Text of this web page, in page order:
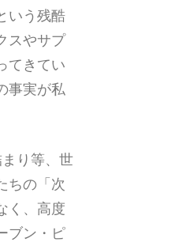
いう残酷
スやサプ
てきてい
事実が私
り等、世
ちの「次
く、高度
ブン・ピ